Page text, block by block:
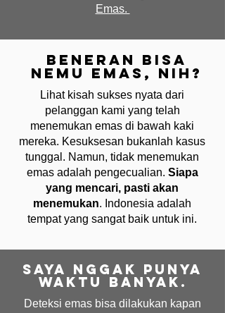
Emas.
Saya nggak punya
waktu banyak.
Deteksi emas bisa dilakukan kapan
Beneran bisa
nemu emas, nih?
Lihat kisah sukses nyata dari
pelanggan kami yang telah
menemukan emas di bawah kaki
mereka. Kesuksesan bukanlah kasus
tunggal. Namun, tidak menemukan
emas adalah pengecualian. Siapa
yang mencari, pasti akan
menemukan. Indonesia adalah
tempat yang sangat baik untuk ini.